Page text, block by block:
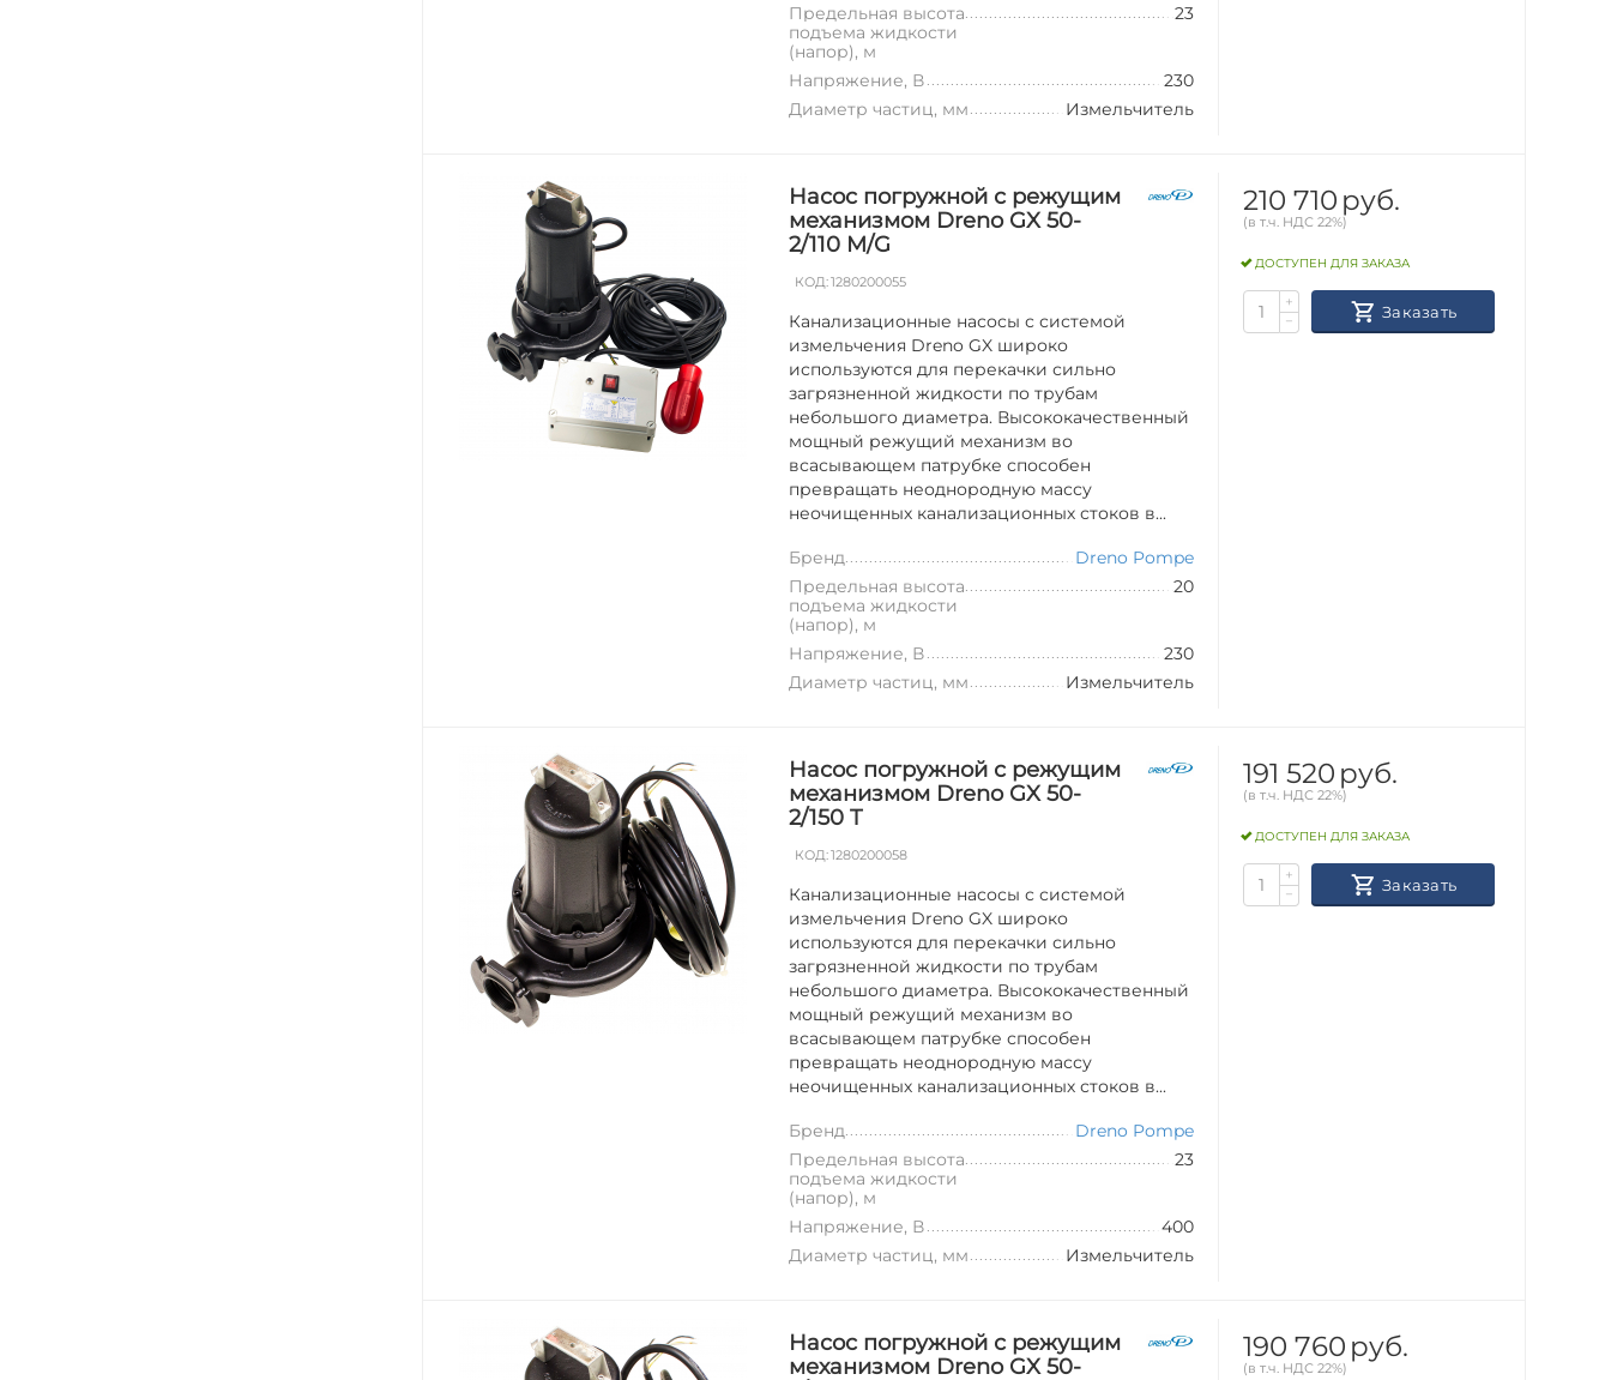
Предельная высота
подъема жидкости
(напор), м
23
Напряжение, В
230
Диаметр частиц, мм
Измельчитель
Насос погружной с режущим
механизмом Dreno GX 50-
2/110 M/G
КОД:1280200055
Канализационные насосы с системой
измельчения Dreno GX широко
используются для перекачки сильно
загрязненной жидкости по трубам
небольшого диаметра. Высококачественный
мощный режущий механизм во
всасывающем патрубке способен
превращать неоднородную массу
неочищенных канализационных стоков в...
Бренд
Dreno Pompe
Предельная высота
подъема жидкости
(напор), м
20
Напряжение, В
230
Диаметр частиц, мм
Измельчитель
210 710 руб.
(в т.ч. НДС 22%)
ДОСТУПЕН ДЛЯ ЗАКАЗА
+
−
Заказать
Насос погружной с режущим
механизмом Dreno GX 50-
2/150 T
КОД:1280200058
Канализационные насосы с системой
измельчения Dreno GX широко
используются для перекачки сильно
загрязненной жидкости по трубам
небольшого диаметра. Высококачественный
мощный режущий механизм во
всасывающем патрубке способен
превращать неоднородную массу
неочищенных канализационных стоков в...
Бренд
Dreno Pompe
Предельная высота
подъема жидкости
(напор), м
23
Напряжение, В
400
Диаметр частиц, мм
Измельчитель
191 520 руб.
(в т.ч. НДС 22%)
ДОСТУПЕН ДЛЯ ЗАКАЗА
+
−
Заказать
Насос погружной с режущим
механизмом Dreno GX 50-
190 760 руб.
(в т.ч. НДС 22%)